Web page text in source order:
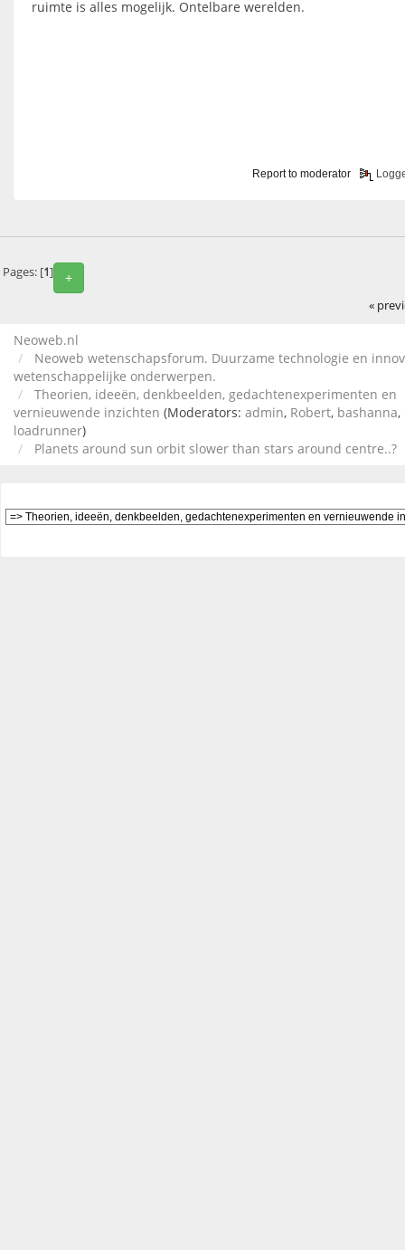
ruimte is alles mogelijk. Ontelbare werelden.
Report to moderator
+
Pages: [1]
«
Neoweb.nl
Neoweb wetenschapsforum. Duurzame technologie en
wetenschappelijke onderwerpen.
Theorien, ideeën, denkbeelden, gedachtenexperimenten en
vernieuwende inzichten (Moderators: admin, Robert, bashanna,
loadrunner)
Planets around sun orbit slower than stars around centre..?